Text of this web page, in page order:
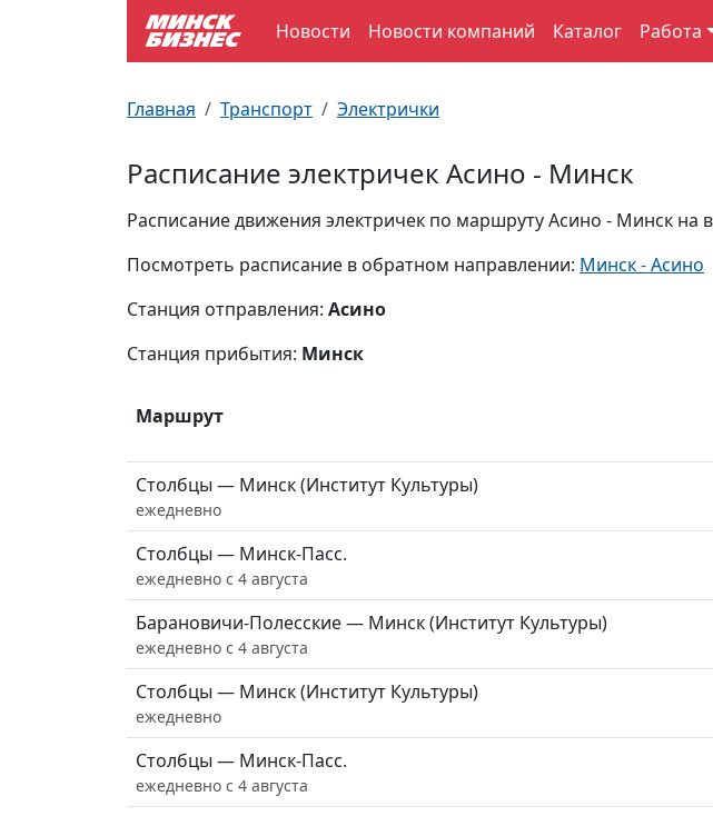
Новости Новости компаний Каталог Работа
Главная Транспорт Электрички
Расписание электричек Асино - Минск
Расписание движения электричек по маршруту Асино - Минск на
Посмотреть расписание в обратном направлении: Минск - Асино
Станция отправления: Асино
Станция прибытия: Минск
Маршрут
Столбцы — Минск (Институт Культуры)
ежедневно
Столбцы — Минск-Пасс.
ежедневно с 4 августа
Барановичи-Полесские — Минск (Институт Культуры)
ежедневно с 4 августа
Столбцы — Минск (Институт Культуры)
ежедневно
Столбцы — Минск-Пасс.
ежедневно с 4 августа
Улицы Минска
Производственный календарь
Документы для ЗАГСа
Пробки на дорогах